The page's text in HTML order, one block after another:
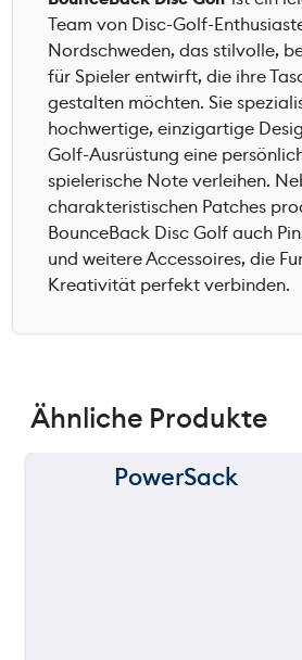
Team von Disc-Golf-
Nordschweden, das stilvolle,
für Spieler entwirft, die ihre
gestalten möchten. Sie
hochwertige, einzigartige
Golf-Ausrüstung eine
spielerische Note verleihen.
charakteristischen Patches
BounceBack Disc Golf auch
und weitere Accessoires, die
Kreativität perfekt verbinden.
Ähnliche Produkte
PowerSack